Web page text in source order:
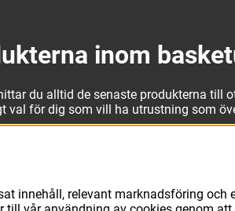
inom
du alltid de senaste produkterna till
val för dig som vill ha utrustning som
som du eller din klubb behöver. Välj
I vårt breda och prisvärda sortiment
för basketutrustning kan du vara
innehåll, relevant marknadsföring och